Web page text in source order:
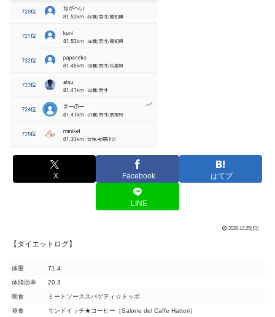
X Facebook はてブ
LINE
2020.10.25(日)
【ダイエットログ】
体重 71.4
体脂肪率 20.3
朝食 ミートソーススパゲティ☆トッポ
昼食 サンドイッチ★コーヒー［Salone del Caffe Hattori］